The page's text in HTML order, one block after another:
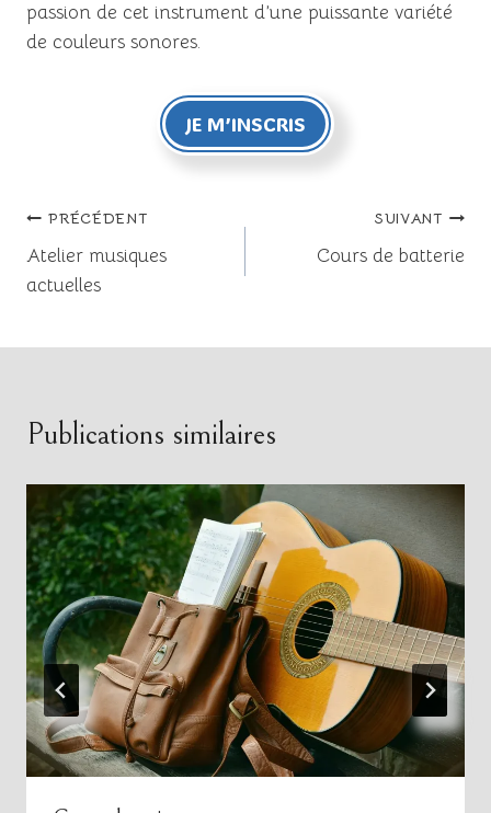
passion de cet instrument d’une puissante variété
de couleurs sonores.
JE M’INSCRIS
Navigation
de
PRÉCÉDENT
Atelier musiques
actuelles
SUIVANT
Cours de batterie
Publications similaires